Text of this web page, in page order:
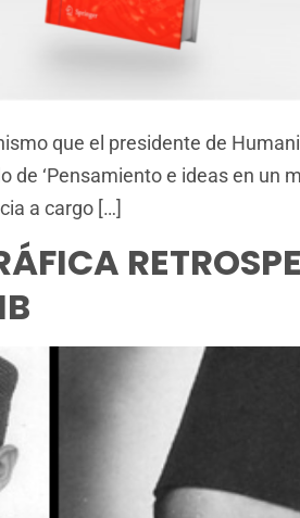
que el presidente de
de ‘Pensamiento e ideas en un
a cargo […]